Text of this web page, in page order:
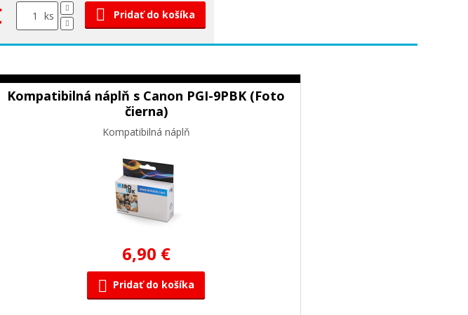
ks Pridať do košíka
Kompatibilná náplň s Canon PGI-9PBK (Foto
čierna)
Kompatibilná náplň
6,90 €
Pridať do košíka